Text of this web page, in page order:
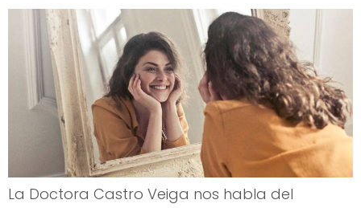
La Doctora Castro Veiga nos habla del